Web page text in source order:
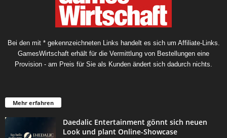
Bei den mit * gekennzeichneten Links handelt es sich um Affiliate-Links.
GamesWirtschaft erhält für die Vermittlung von Bestellungen eine
Provision - am Preis für Sie als Kunden ändert sich dadurch nichts.
Mehr erfahren
Daedalic Entertainment gönnt sich neuen
Look und plant Online-Showcase